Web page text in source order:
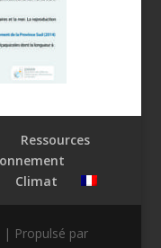
Ressources
Climat
| Propulsé par